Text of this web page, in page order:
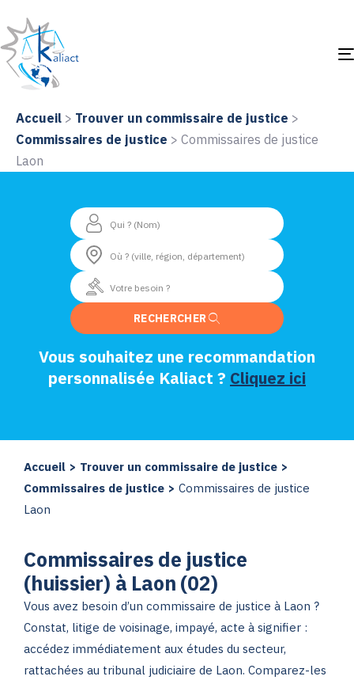
Accueil > Trouver un commissaire de justice >
Commissaires de justice > Commissaires de justice
Laon
RECHERCHER
Vous souhaitez une recommandation
personnalisée Kaliact ? Cliquez ici
Accueil > Trouver un commissaire de justice >
Commissaires de justice > Commissaires de justice
Laon
Commissaires de justice
(huissier) à Laon (02)
Vous avez besoin d’un commissaire de justice à Laon ?
Constat, litige de voisinage, impayé, acte à signifier :
accédez immédiatement aux études du secteur,
rattachées au tribunal judiciaire de Laon. Comparez-les